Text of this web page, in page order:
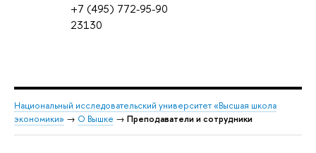
+7 (495) 772-95-90
23130
Национальный исследовательский университет «Высшая школа
экономики» → О Вышке → Преподаватели и сотрудники